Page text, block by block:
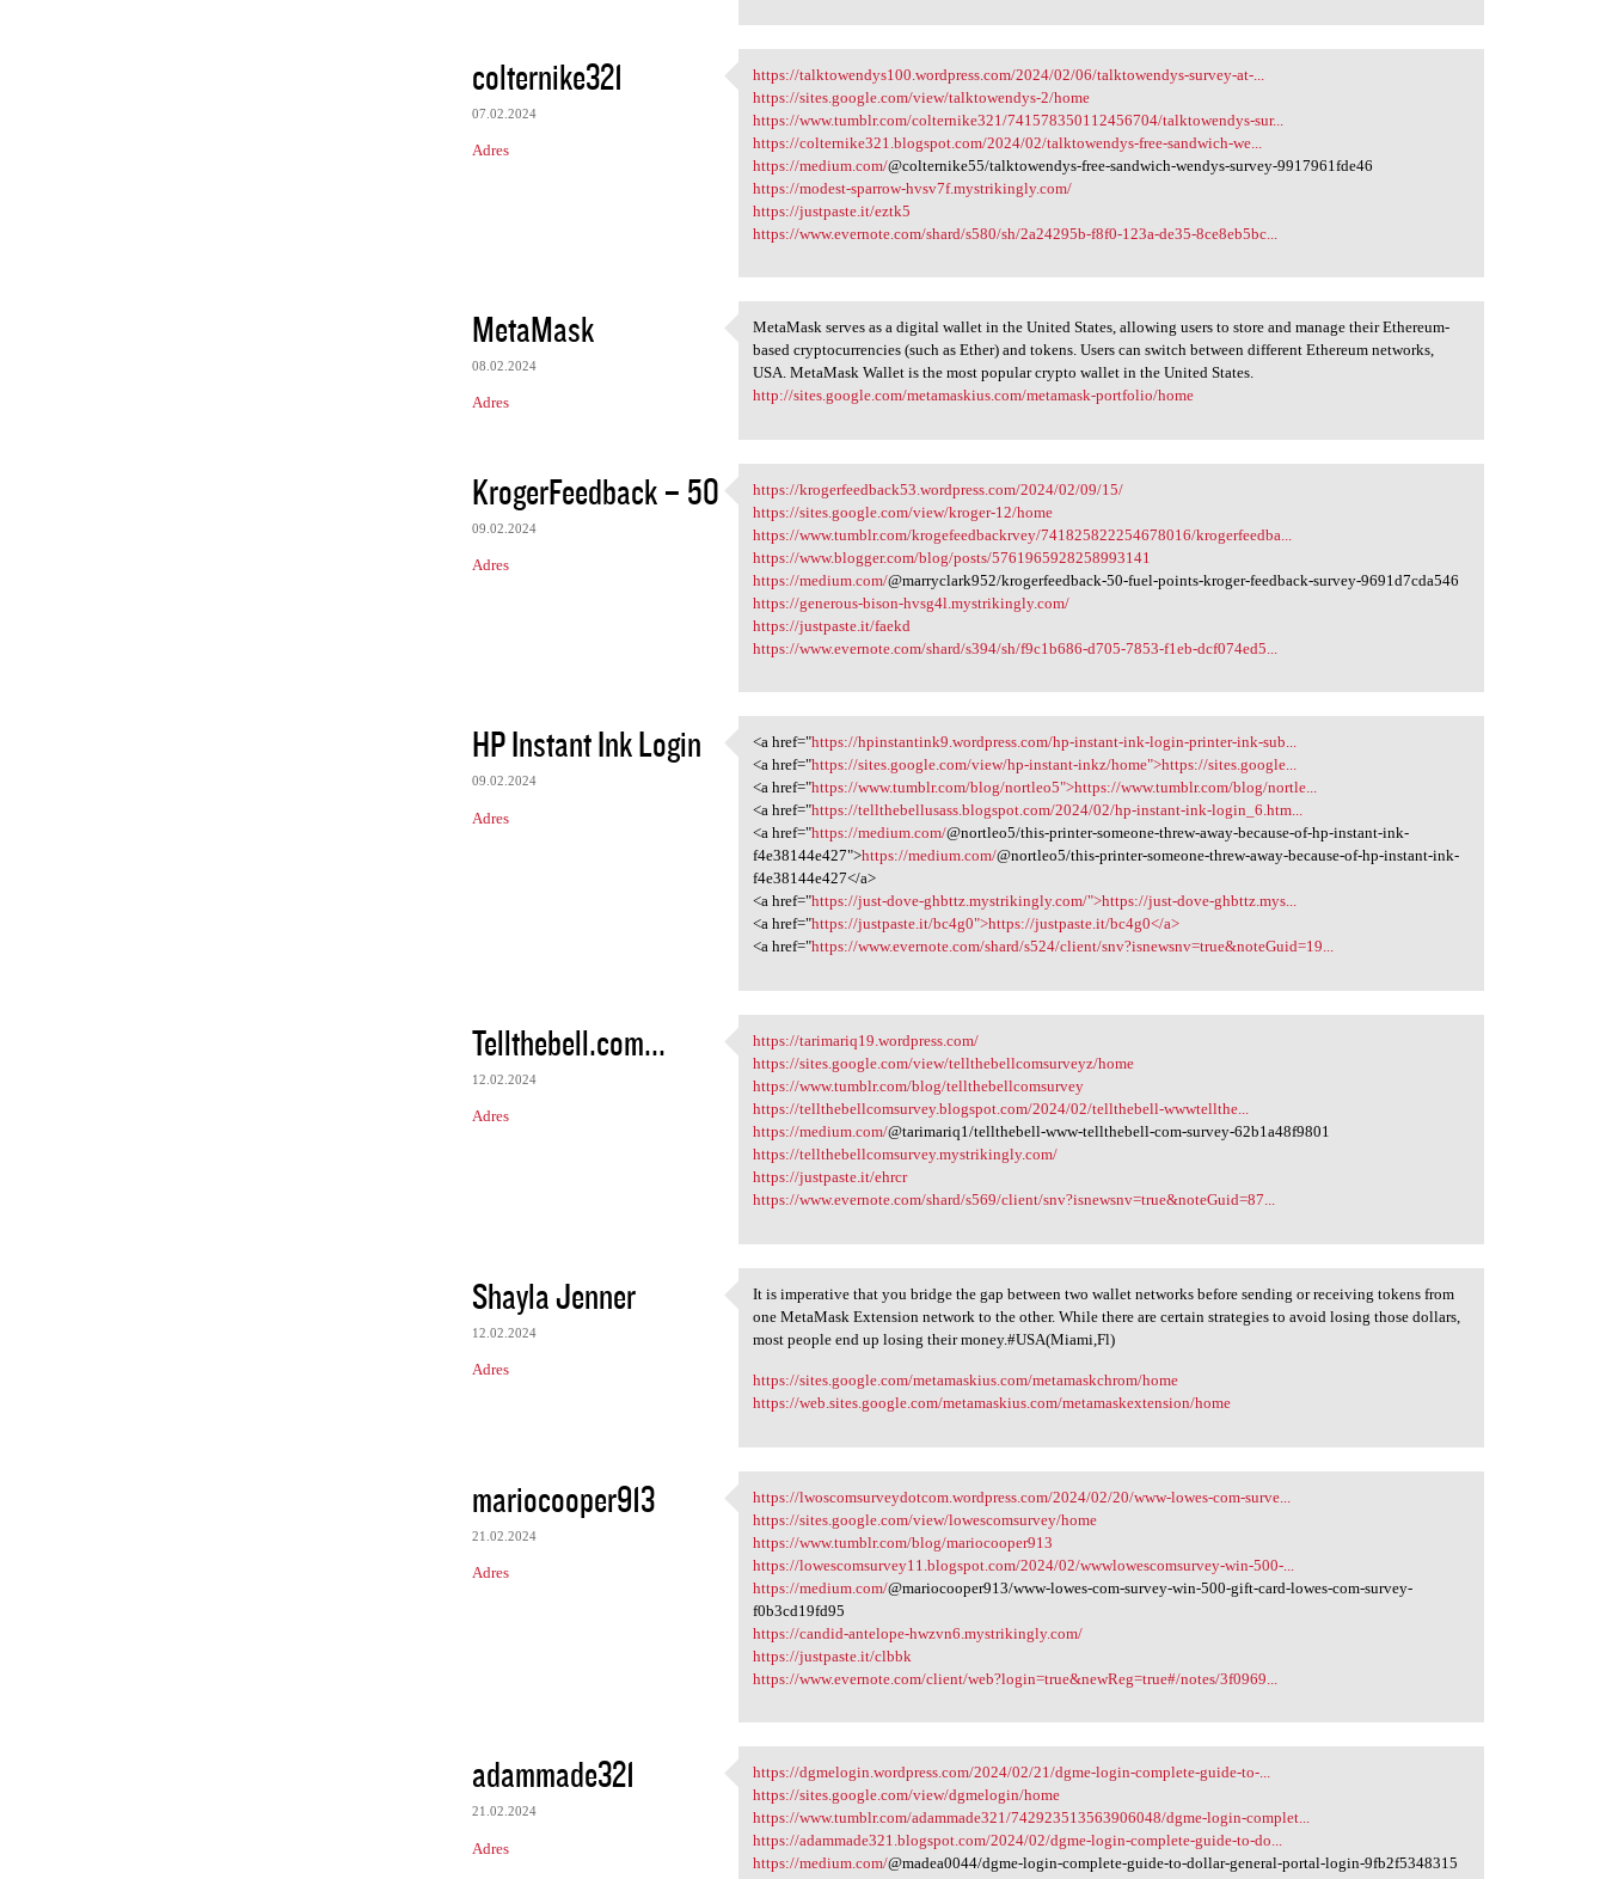
colternike321
07.02.2024
Adres
https://talktowendys100
https://talktowendys100.wordpress.com/2024/02/06/talktowendys-survey-at-...
https://sites.google.com/view/talktowendys-2/home
https://www.tumblr.com/colternike321/741578350112456704/talktowendys-sur...
https://colternike321.blogspot.com/2024/02/talktowendys-free-sandwich-we...
https://medium.com/@colternike55/talktowendys-free-sandwich-wendys-survey-9917961fde46
https://modest-sparrow-hvsv7f.mystrikingly.com/
https://justpaste.it/eztk5
https://www.evernote.com/shard/s580/sh/2a24295b-f8f0-123a-de35-8ce8eb5bc...
MetaMask
08.02.2024
Adres
MetaMask serves as a digital
MetaMask serves as a digital wallet in the United States, allowing users to store and manage their Ethereum-
based cryptocurrencies (such as Ether) and tokens. Users can switch between different Ethereum networks,
USA. MetaMask Wallet is the most popular crypto wallet in the United States.
http://sites.google.com/metamaskius.com/metamask-portfolio/home
KrogerFeedback – 50
09.02.2024
Adres
https://krogerfeedback53
https://krogerfeedback53.wordpress.com/2024/02/09/15/
https://sites.google.com/view/kroger-12/home
https://www.tumblr.com/krogefeedbackrvey/741825822254678016/krogerfeedba...
https://www.blogger.com/blog/posts/5761965928258993141
https://medium.com/@marryclark952/krogerfeedback-50-fuel-points-kroger-feedback-survey-9691d7cda546
https://generous-bison-hvsg4l.mystrikingly.com/
https://justpaste.it/faekd
https://www.evernote.com/shard/s394/sh/f9c1b686-d705-7853-f1eb-dcf074ed5...
HP Instant Ink Login
09.02.2024
Adres
<a href="https:/
<a href="https://hpinstantink9.wordpress.com/hp-instant-ink-login-printer-ink-sub...
<a href="https://sites.google.com/view/hp-instant-inkz/home">https://sites.google...
<a href="https://www.tumblr.com/blog/nortleo5">https://www.tumblr.com/blog/nortle...
<a href="https://tellthebellusass.blogspot.com/2024/02/hp-instant-ink-login_6.htm...
<a href="https://medium.com/@nortleo5/this-printer-someone-threw-away-because-of-hp-instant-ink-
f4e38144e427">https://medium.com/@nortleo5/this-printer-someone-threw-away-because-of-hp-instant-ink-
f4e38144e427</a>
<a href="https://just-dove-ghbttz.mystrikingly.com/">https://just-dove-ghbttz.mys...
<a href="https://justpaste.it/bc4g0">https://justpaste.it/bc4g0</a>
<a href="https://www.evernote.com/shard/s524/client/snv?isnewsnv=true&noteGuid=19...
Tellthebell.com...
12.02.2024
Adres
https://tarimariq19.wordpress
https://tarimariq19.wordpress.com/
https://sites.google.com/view/tellthebellcomsurveyz/home
https://www.tumblr.com/blog/tellthebellcomsurvey
https://tellthebellcomsurvey.blogspot.com/2024/02/tellthebell-wwwtellthe...
https://medium.com/@tarimariq1/tellthebell-www-tellthebell-com-survey-62b1a48f9801
https://tellthebellcomsurvey.mystrikingly.com/
https://justpaste.it/ehrcr
https://www.evernote.com/shard/s569/client/snv?isnewsnv=true&noteGuid=87...
Shayla Jenner
12.02.2024
Adres
It is imperative that you
It is imperative that you bridge the gap between two wallet networks before sending or receiving tokens from
one MetaMask Extension network to the other. While there are certain strategies to avoid losing those dollars,
most people end up losing their money.#USA(Miami,Fl)
https://sites.google.com/metamaskius.com/metamaskchrom/home
https://web.sites.google.com/metamaskius.com/metamaskextension/home
mariocooper913
21.02.2024
Adres
https://lwoscomsurveydotcom
https://lwoscomsurveydotcom.wordpress.com/2024/02/20/www-lowes-com-surve...
https://sites.google.com/view/lowescomsurvey/home
https://www.tumblr.com/blog/mariocooper913
https://lowescomsurvey11.blogspot.com/2024/02/wwwlowescomsurvey-win-500-...
https://medium.com/@mariocooper913/www-lowes-com-survey-win-500-gift-card-lowes-com-survey-
f0b3cd19fd95
https://candid-antelope-hwzvn6.mystrikingly.com/
https://justpaste.it/clbbk
https://www.evernote.com/client/web?login=true&newReg=true#/notes/3f0969...
adammade321
21.02.2024
Adres
https://dgmelogin.wordpress
https://dgmelogin.wordpress.com/2024/02/21/dgme-login-complete-guide-to-...
https://sites.google.com/view/dgmelogin/home
https://www.tumblr.com/adammade321/742923513563906048/dgme-login-complet...
https://adammade321.blogspot.com/2024/02/dgme-login-complete-guide-to-do...
https://medium.com/@madea0044/dgme-login-complete-guide-to-dollar-general-portal-login-9fb2f5348315